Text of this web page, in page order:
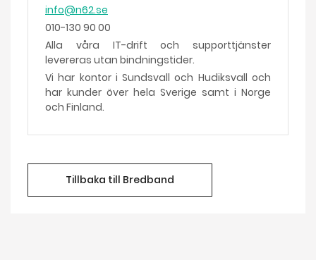
info@n62.se
010-130 90 00
Alla våra IT-drift och supporttjänster
levereras utan bindningstider.
Vi har kontor i Sundsvall och Hudiksvall och
har kunder över hela Sverige samt i Norge
och Finland.
Tillbaka till Bredband